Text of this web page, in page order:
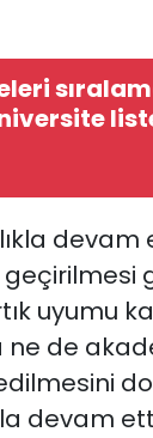
devam
uyumu
ne de
devam